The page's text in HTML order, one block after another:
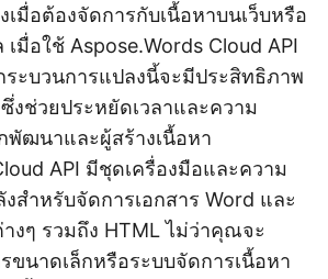
เมื่อต้องจัดการกับเนื้อหาบนเว็บหรือ
มื่อใช้ Aspose.Words Cloud API
ระบวนการแปลงนี้จะมีประสิทธิภาพ
งช่วยประหยัดเวลาและความ
ฒนาและผู้สร้างเนื้อหา
API มีชุดเครื่องมือและความ
สำหรับจัดการเอกสาร Word และ
งๆ รวมถึง HTML ไม่ว่าคุณจะ
ขนาดเล็กหรือระบบจัดการเนื้อหา